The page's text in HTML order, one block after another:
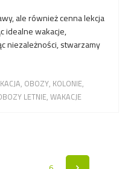
ale również cenna lekcja
idealne wakacje,
niezależności, stwarzamy
OBOZY KOLONIE
LETNIE WAKACJE